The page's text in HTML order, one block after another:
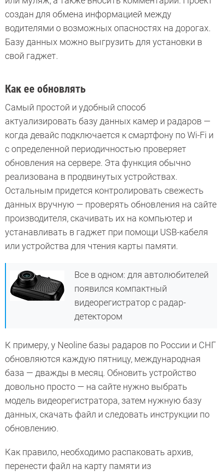
создан для обмена информацией между
водителями о возможных опасностях на дорогах.
Базу данных можно выгрузить для установки в
свой гаджет.
Как ее обновлять
Самый простой и удобный способ
актуализировать базу данных камер и радаров —
когда девайс подключается к смартфону по Wi-Fi и
с определенной периодичностью проверяет
обновления на сервере. Эта функция обычно
реализована в продвинутых устройствах.
Остальным придется контролировать свежесть
данных вручную — проверять обновления на сайте
производителя, скачивать их на компьютер и
устанавливать в гаджет при помощи USB-кабеля
или устройства для чтения карты памяти.
Все в одном: для автолюбителей
появился компактный
видеорегистратор с радар-
детектором
К примеру, у Neoline базы радаров по России и СНГ
обновляются каждую пятницу, международная
база — дважды в месяц. Обновить устройство
довольно просто — на сайте нужно выбрать
модель видеорегистратора, затем нужную базу
данных, скачать файл и следовать инструкции по
обновлению.
Как правило, необходимо распаковать архив,
перенести файл на карту памяти из